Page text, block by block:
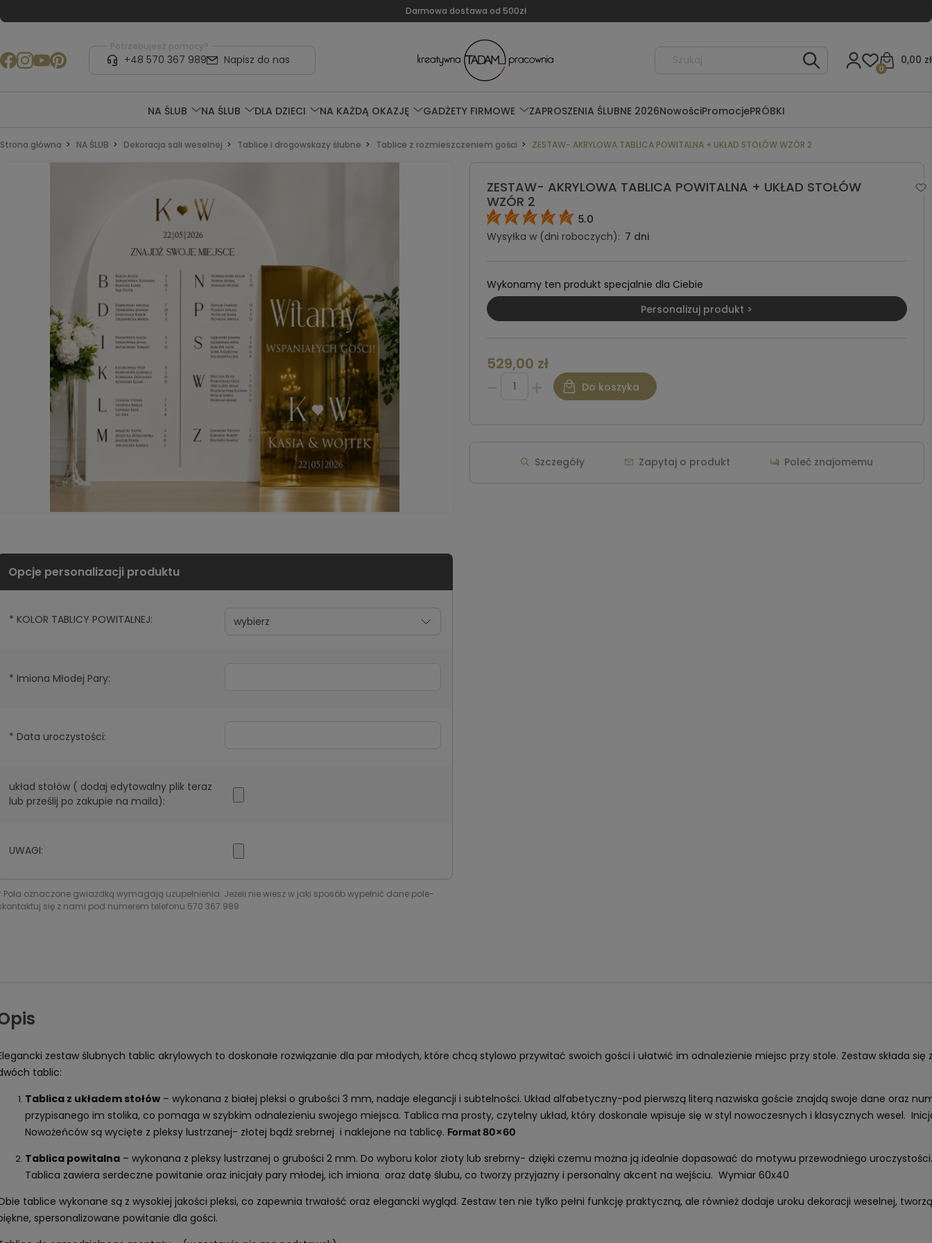
Darmowa dostawa od 500zł
Potrzebujesz pomocy?
+48 570 367 989 Napisz do nas 0,00 zł
0
NA ŚLUB NA ŚLUB DLA DZIECI NA KAŻDĄ OKAZJĘ GADŻETY FIRMOWE ZAPROSZENIA ŚLUBNE 2026NowościPromocjePRÓBKI
Strona główna NA ŚLUB Dekoracja sali weselnej Tablice i drogowskazy ślubne Tablice z rozmieszczeniem gości ZESTAW- AKRYLOWA TABLICA POWITALNA + UKŁAD STOŁÓW WZÓR 2
ZESTAW- AKRYLOWA TABLICA POWITALNA + UKŁAD STOŁÓW
WZÓR 2
5.0
Wysyłka w (dni roboczych): 7 dni
Wykonamy ten produkt specjalnie dla Ciebie
Personalizuj produkt >
* KOLOR TABLICY POWITALNEJ:
* Imiona Młodej Pary:
* Data uroczystości:
układ stołów ( dodaj edytowalny plik teraz
lub prześlij po zakupie na maila):
UWAGI:
Pola oznaczone gwiazdką wymagają uzupełnienia. Jeżeli nie wiesz w jaki sposób wypełnić dane pole-
się z nami pod numerem telefonu 570 367 989
529,00 zł
Do koszyka
Szczegóły Zapytaj o produkt Poleć znajomemu
zestaw ślubnych tablic akrylowych to doskonałe rozwiązanie dla par młodych, które chcą stylowo przywitać swoich gości i ułatwić im odnalezienie miejsc przy stole. Zestaw składa się
tablic:
Tablica z układem stołów – wykonana z białej pleksi o grubości 3 mm, nadaje elegancji i subtelności. Układ alfabetyczny-pod pierwszą literą nazwiska goście znajdą swoje dane oraz
przypisanego im stolika, co pomaga w szybkim odnalezieniu swojego miejsca. Tablica ma prosty, czytelny układ, który doskonale wpisuje się w styl nowoczesnych i klasycznych wesel.
Nowożeńców są wycięte z pleksy lustrzanej- złotej bądź srebrnej i naklejone na tablicę. Format 80x60
Tablica powitalna – wykonana z pleksy lustrzanej o grubości 2 mm. Do wyboru kolor złoty lub srebrny- dzięki czemu można ją idealnie dopasować do motywu przewodniego uroczystości.
Tablica zawiera serdeczne powitanie oraz inicjały pary młodej, ich imiona oraz datę ślubu, co tworzy przyjazny i personalny akcent na wejściu. Wymiar 60x40
tablice wykonane są z wysokiej jakości pleksi, co zapewnia trwałość oraz elegancki wygląd. Zestaw ten nie tylko pełni funkcję praktyczną, ale również dodaje uroku dekoracji weselnej,
spersonalizowane powitanie dla gości.